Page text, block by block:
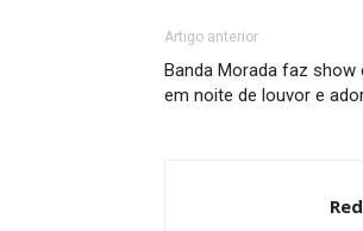
Artigo anterior
Banda Morada faz show
em noite de louvor e